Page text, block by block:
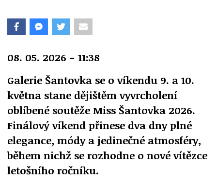
08. 05. 2026 - 11:38
Galerie Šantovka se o víkendu 9. a 10.
května stane dějištěm vyvrcholení
oblíbené soutěže Miss Šantovka 2026.
Finálový víkend přinese dva dny plné
elegance, módy a jedinečné atmosféry,
během nichž se rozhodne o nové vítězce
letošního ročníku.